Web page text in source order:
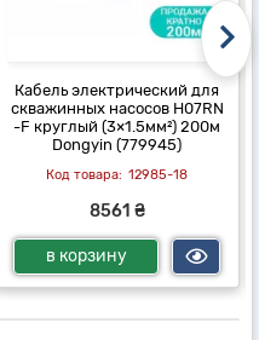
Кабель электрический для
скважинных насосов H07RN
-F круглый (3×1.5мм²) 200м
Dongyin (779945)
12985-18
8561 ₴
в корзину